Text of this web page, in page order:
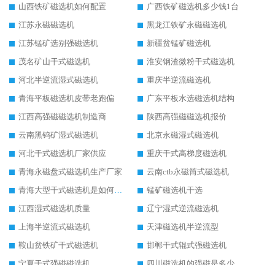
山西铁矿磁选机如何配置
广西铁矿磁选机多少钱1台
江苏永磁磁选机
黑龙江铁矿永磁磁选机
江苏锰矿选别强磁选机
新疆贫锰矿磁选机
茂名矿山干式磁选机
淮安钢渣微粉干式磁选机
河北半逆流湿式磁选机
重庆半逆流磁选机
青海平板磁选机皮带老跑偏
广东平板水选磁选机结构
江西高强磁磁选机制造商
陕西高强磁磁选机报价
云南黑钨矿湿式磁选机
北京永磁湿式磁选机
河北干式磁选机厂家供应
重庆干式高梯度磁选机
青海永磁盘式磁选机生产厂家
云南ctb永磁筒式磁选机
青海大型干式磁选机是如何选矿的
锰矿磁选机干选
江西湿式磁选机质量
辽宁湿式逆流磁选机
上海半逆流式磁选机
天津磁选机半逆流型
鞍山贫铁矿干式磁选机
邯郸干式辊式强磁选机